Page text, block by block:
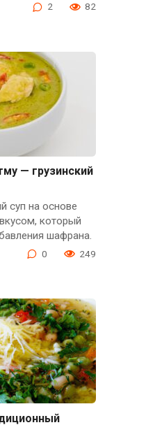
2 82
— грузинский
суп на основе
который
шафрана.
0 249